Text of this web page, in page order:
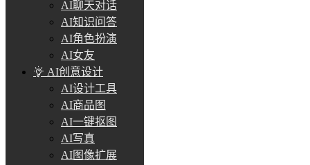
AI聊天对话
AI知识问答
AI角色扮演
AI女友
AI创意设计
AI设计工具
AI商品图
AI一键抠图
AI写真
AI图像扩展